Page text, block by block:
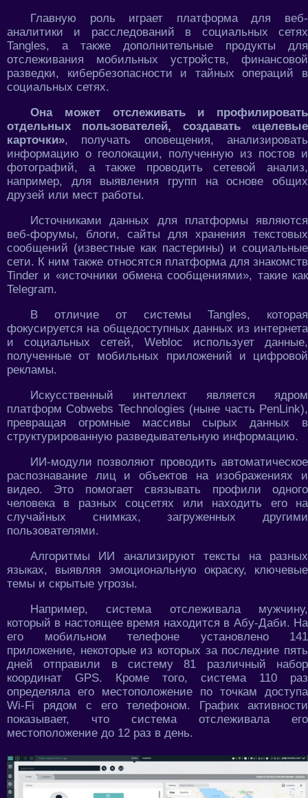
Главную роль играет платформа для веб-
аналитики и расследований в социальных сетях
Tangles, а также дополнительные продукты для
отслеживания мобильных устройств, финансовой
разведки, кибербезопасности и тайных операций в
социальных сетях.
Она может отслеживать и профилировать
отдельных пользователей, создавать «целевые
карточки», получать оповещения, анализировать
информацию о геолокации, полученную из постов и
фотографий, а также проводить сетевой анализ,
например, для выявления групп на основе общих
друзей или мест работы.
Источниками данных для платформы являются
веб-форумы, блоги, сайты для хранения текстовых
сообщений (известные как пастерины) и социальные
сети. К ним также относятся платформа для знакомств
Tinder и «источники обмена сообщениями», такие как
Telegram.
В отличие от системы Tangles, которая
фокусируется на общедоступных данных из интернета
и социальных сетей, Webloc использует данные,
полученные от мобильных приложений и цифровой
рекламы.
Искусственный интеллект является ядром
платформ Cobwebs Technologies (ныне часть PenLink),
превращая огромные массивы сырых данных в
структурированную разведывательную информацию.
ИИ-модули позволяют проводить автоматическое
распознавание лиц и объектов на изображениях и
видео. Это помогает связывать профили одного
человека в разных соцсетях или находить его на
случайных снимках, загруженных другими
пользователями.
Алгоритмы ИИ анализируют тексты на разных
языках, выявляя эмоциональную окраску, ключевые
темы и скрытые угрозы.
Например, система отслеживала мужчину,
который в настоящее время находится в Абу-Даби. На
его мобильном телефоне установлено 141
приложение, некоторые из которых за последние пять
дней отправили в систему 81 различный набор
координат GPS. Кроме того, система 110 раз
определяла его местоположение по точкам доступа
Wi-Fi рядом с его телефоном. График активности
показывает, что система отслеживала его
местоположение до 12 раз в день.